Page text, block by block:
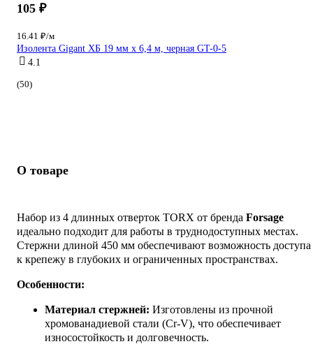
105 ₽
16.41 ₽/м
Изолента Gigant ХБ 19 мм х 6,4 м, черная GT-0-5
4.1
(50)
О товаре
Набор из 4 длинных отверток TORX от бренда Forsage
идеально подходит для работы в труднодоступных местах.
Стержни длиной 450 мм обеспечивают возможность доступа
к крепежу в глубоких и ограниченных пространствах.
Особенности:
Материал стержней: Изготовлены из прочной
хромованадиевой стали (Cr-V), что обеспечивает
износостойкость и долговечность.